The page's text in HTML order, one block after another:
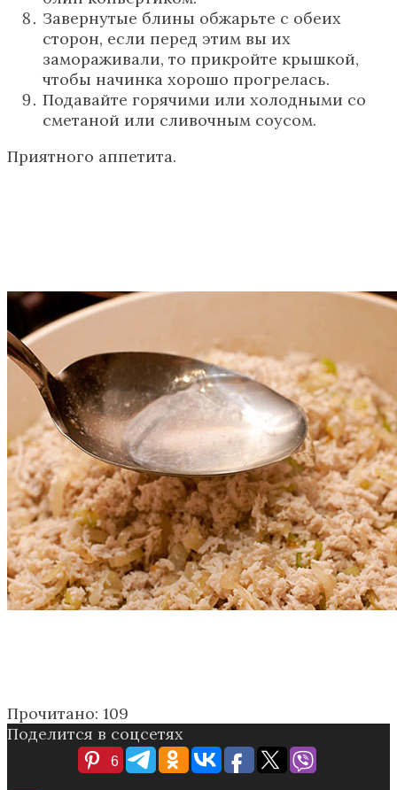
Завернутые блины обжарьте с обеих
сторон, если перед этим вы их
замораживали, то прикройте крышкой,
чтобы начинка хорошо прогрелась.
Подавайте горячими или холодными со
сметаной или сливочным соусом.
Приятного аппетита.
Прочитано: 109
Поделится в соцсетях
6